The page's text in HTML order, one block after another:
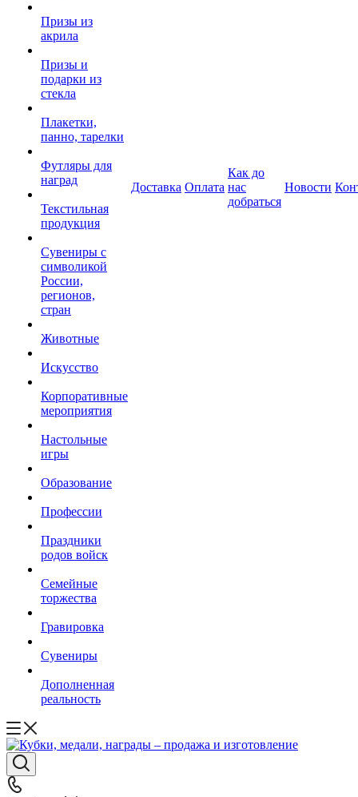
Призы из
акрила
Призы и
подарки из
стекла
Плакетки,
панно, тарелки
Футляры для
наград
Текстильная
продукция
Сувениры с
символикой
России,
регионов,
стран
Животные
Искусство
Корпоративные
мероприятия
Настольные
игры
Образование
Профессии
Праздники
родов войск
Семейные
торжества
Гравировка
Сувениры
Дополненная
реальность
Доставка Оплата
Как до
нас
добраться
Новости